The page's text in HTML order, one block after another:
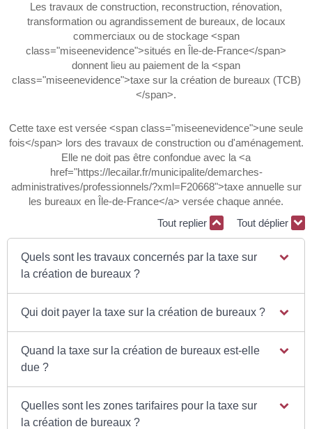
Les travaux de construction, reconstruction, rénovation,
transformation ou agrandissement de bureaux, de locaux
commerciaux ou de stockage <span
class="miseenevidence">situés en Île-de-France</span>
donnent lieu au paiement de la <span
class="miseenevidence">taxe sur la création de bureaux (TCB)
</span>.
Cette taxe est versée <span class="miseenevidence">une seule
fois</span> lors des travaux de construction ou d'aménagement.
Elle ne doit pas être confondue avec la <a
href="https://lecailar.fr/municipalite/demarches-
administratives/professionnels/?xml=F20668">taxe annuelle sur
les bureaux en Île-de-France</a> versée chaque année.
Tout replier
Tout déplier
Quels sont les travaux concernés par la taxe sur
la création de bureaux ?
Qui doit payer la taxe sur la création de bureaux ?
Quand la taxe sur la création de bureaux est-elle
due ?
Quelles sont les zones tarifaires pour la taxe sur
la création de bureaux ?